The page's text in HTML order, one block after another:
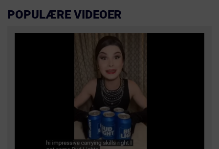
POPULÆRE VIDEOER